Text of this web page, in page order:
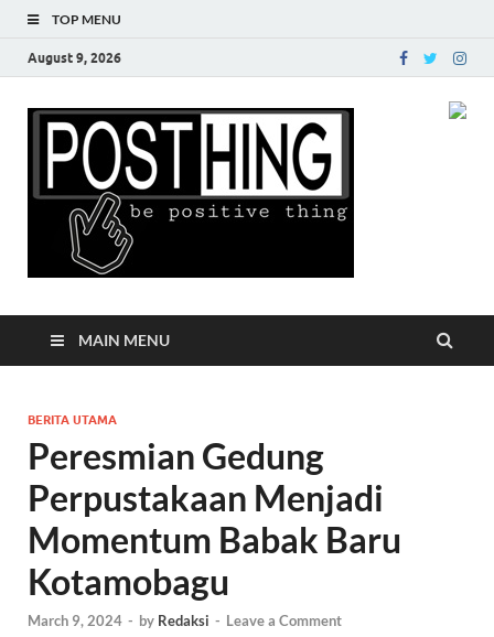
TOP MENU
August 9, 2026
MAIN MENU
BERITA UTAMA
Peresmian Gedung
Perpustakaan Menjadi
Momentum Babak Baru
Kotamobagu
March 9, 2024 - by Redaksi - Leave a Comment